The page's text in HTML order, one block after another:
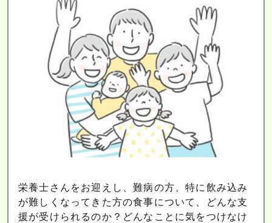
栄養士さんをお迎えし、難病の方、特に飲み込み
が難しくなってきた方の食事について、どんな支
援が受けられるのか？どんなことに気をつけなけ